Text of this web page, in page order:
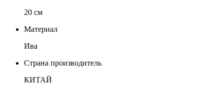
20 см
Материал
Ива
Страна производитель
КИТАЙ